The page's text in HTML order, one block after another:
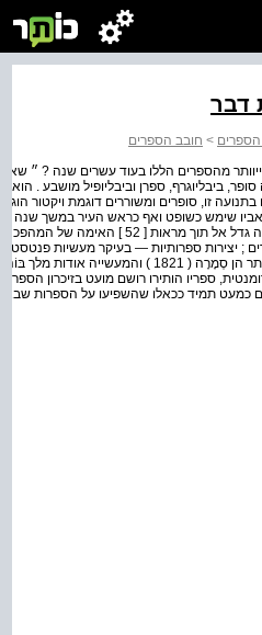
דבר
> חובב הספרים
היה סופר, ביבליוגרף, ספרן וביבליופיל מושבע
זו, סופרים ומשוררים דוגמת ויקטור
שימש כשופט ואף כראש העיר במשך שנה
ויוונית . נודיה גדל אל תוך
; יצירות ספרותיות — בעיקר מעשיות
ספריו הותירו רושם מועט בזיכרון
כמעט תמיד ככאלו שהשפיעו על הספרות